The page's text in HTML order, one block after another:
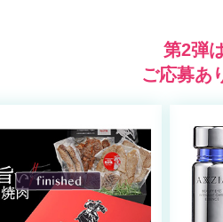
第2弾
ご応募あ